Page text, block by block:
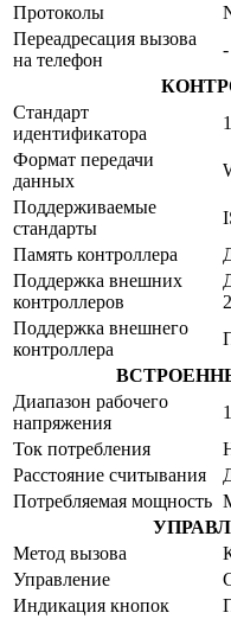
Протоколы
Переадресация вызова
на телефон
-
Стандарт
идентификатора
Формат передачи
данных
Поддерживаемые
стандарты
Память контроллера
Поддержка внешних
контроллеров
Поддержка внешнего
контроллера
Диапазон рабочего
напряжения
Ток потребления
Расстояние считывания
Потребляемая мощность
Метод вызова
Управление
Индикация кнопок